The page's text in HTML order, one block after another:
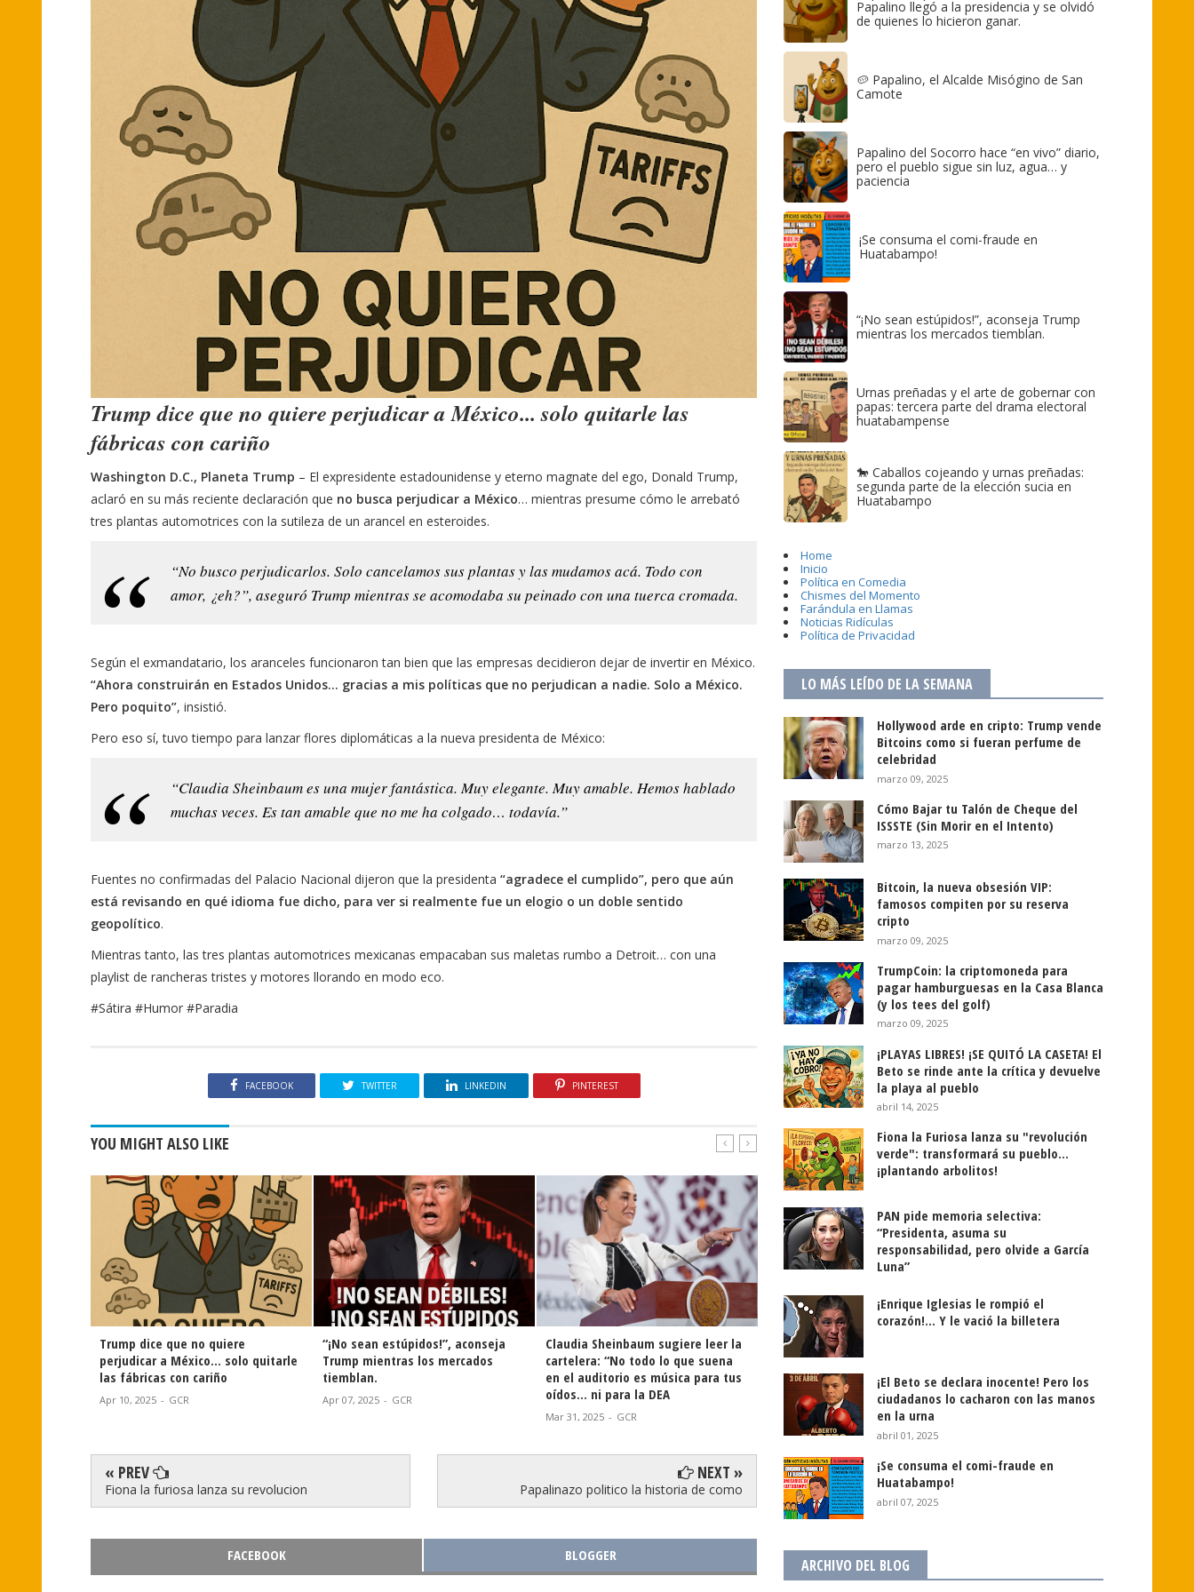
Trump dice que no quiere perjudicar a México... solo quitarle las
fábricas con cariño
Washington D.C., Planeta Trump – El expresidente estadounidense y eterno magnate del ego, Donald Trump,
aclaró en su más reciente declaración que no busca perjudicar a México… mientras presume cómo le arrebató
tres plantas automotrices con la sutileza de un arancel en esteroides.
“No busco perjudicarlos. Solo cancelamos sus plantas y las mudamos acá. Todo con
amor, ¿eh?”, aseguró Trump mientras se acomodaba su peinado con una tuerca cromada.
Según el exmandatario, los aranceles funcionaron tan bien que las empresas decidieron dejar de invertir en México.
“Ahora construirán en Estados Unidos… gracias a mis políticas que no perjudican a nadie. Solo a México.
Pero poquito”, insistió.
Pero eso sí, tuvo tiempo para lanzar flores diplomáticas a la nueva presidenta de México:
“Claudia Sheinbaum es una mujer fantástica. Muy elegante. Muy amable. Hemos hablado
muchas veces. Es tan amable que no me ha colgado… todavía.”
Fuentes no confirmadas del Palacio Nacional dijeron que la presidenta “agradece el cumplido”, pero que aún
está revisando en qué idioma fue dicho, para ver si realmente fue un elogio o un doble sentido
geopolítico.
Mientras tanto, las tres plantas automotrices mexicanas empacaban sus maletas rumbo a Detroit… con una
playlist de rancheras tristes y motores llorando en modo eco.
#Sátira #Humor #Paradia
FACEBOOK TWITTER LINKEDIN PINTEREST
YOU MIGHT ALSO LIKE
Trump dice que no quiere
perjudicar a México... solo quitarle
las fábricas con cariño
Apr 10, 2025 - GCR
“¡No sean estúpidos!”, aconseja
Trump mientras los mercados
tiemblan.
Apr 07, 2025 - GCR
Claudia Sheinbaum sugiere leer la
cartelera: “No todo lo que suena
en el auditorio es música para tus
oídos… ni para la DEA
Mar 31, 2025 - GCR
¡La primavera llegó, pero el clima
no se enteró!
Mar 20, 2025 - GCR
Toros Sin Violencia’ y el Toro ya
Hasta Pide Selfies
« PREV
Fiona la furiosa lanza su revolucion
NEXT »
Papalinazo politico la historia de como
FACEBOOK BLOGGER
Papalino llegó a la presidencia y se olvidó
de quienes lo hicieron ganar.
🥔 Papalino, el Alcalde Misógino de San
Camote
Papalino del Socorro hace “en vivo” diario,
pero el pueblo sigue sin luz, agua… y
paciencia
¡Se consuma el comi-fraude en
Huatabampo!
“¡No sean estúpidos!”, aconseja Trump
mientras los mercados tiemblan.
Urnas preñadas y el arte de gobernar con
papas: tercera parte del drama electoral
huatabampense
🐎 Caballos cojeando y urnas preñadas:
segunda parte de la elección sucia en
Huatabampo
Home
Inicio
Política en Comedia
Chismes del Momento
Farándula en Llamas
Noticias Ridículas
Política de Privacidad
LO MÁS LEÍDO DE LA SEMANA
Hollywood arde en cripto: Trump vende
Bitcoins como si fueran perfume de
celebridad
marzo 09, 2025
Cómo Bajar tu Talón de Cheque del
ISSSTE (Sin Morir en el Intento)
marzo 13, 2025
Bitcoin, la nueva obsesión VIP:
famosos compiten por su reserva
cripto
marzo 09, 2025
TrumpCoin: la criptomoneda para
pagar hamburguesas en la Casa Blanca
(y los tees del golf)
marzo 09, 2025
¡PLAYAS LIBRES! ¡SE QUITÓ LA CASETA! El
Beto se rinde ante la crítica y devuelve
la playa al pueblo
abril 14, 2025
Fiona la Furiosa lanza su "revolución
verde": transformará su pueblo...
¡plantando arbolitos!
PAN pide memoria selectiva:
“Presidenta, asuma su
responsabilidad, pero olvide a García
Luna”
¡Enrique Iglesias le rompió el
corazón!… Y le vació la billetera
¡El Beto se declara inocente! Pero los
ciudadanos lo cacharon con las manos
en la urna
abril 01, 2025
¡Se consuma el comi-fraude en
Huatabampo!
abril 07, 2025
ARCHIVO DEL BLOG